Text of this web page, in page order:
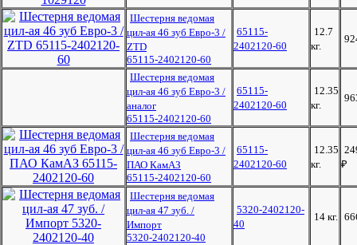
Шестерня ведомая
цил-ая 46 зуб Евро-3 /
ZTD
65115-2402120-60
65115-
2402120-60
12.7
кг.
Шестерня ведомая
цил-ая 46 зуб Евро-3 /
аналог
65115-2402120-60
65115-
2402120-60
12.35
кг.
Шестерня ведомая
цил-ая 46 зуб Евро-3 /
ПАО КамАЗ
65115-2402120-60
65115-
2402120-60
12.35
кг.
₽
Шестерня ведомая
цил-ая 47 зуб. /
Импорт
5320-2402120-40
5320-2402120-
40
14 кг.